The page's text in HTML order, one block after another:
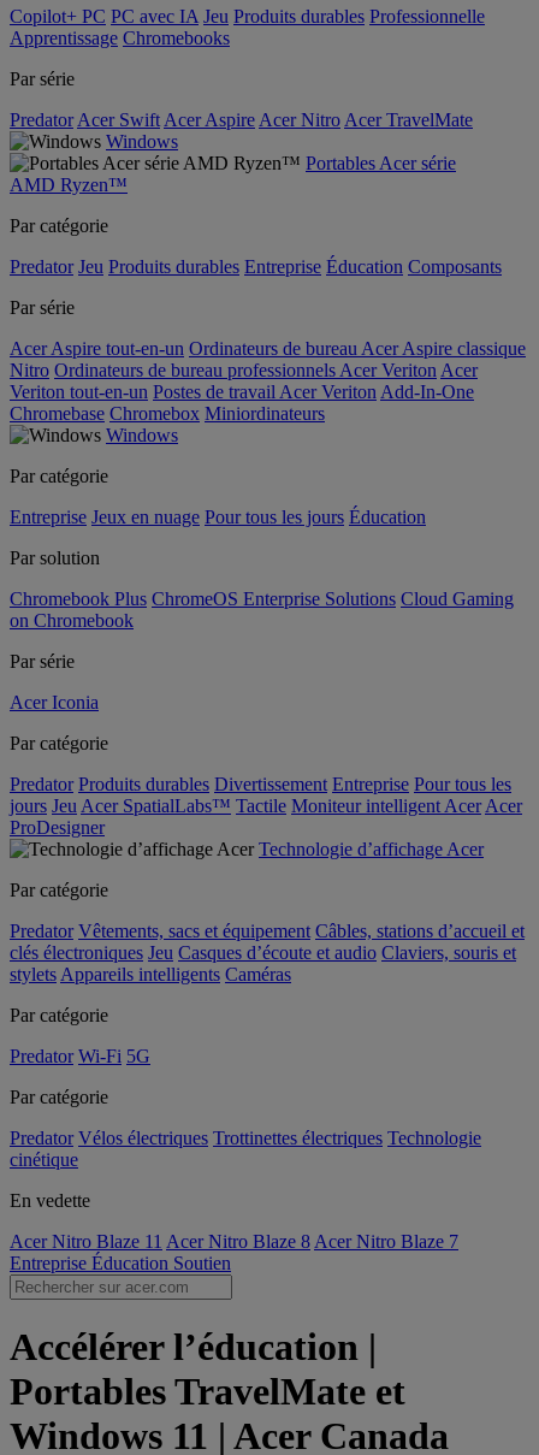
Copilot+ PC PC avec IA Jeu Produits durables Professionnelle
Apprentissage Chromebooks
Par série
Predator Acer Swift Acer Aspire Acer Nitro Acer TravelMate
Windows
Portables Acer série
AMD Ryzen™
Par catégorie
Predator Jeu Produits durables Entreprise Éducation Composants
Par série
Acer Aspire tout-en-un Ordinateurs de bureau Acer Aspire classique
Nitro Ordinateurs de bureau professionnels Acer Veriton Acer
Veriton tout-en-un Postes de travail Acer Veriton Add-In-One
Chromebase Chromebox Miniordinateurs
Windows
Par catégorie
Entreprise Jeux en nuage Pour tous les jours Éducation
Par solution
Chromebook Plus ChromeOS Enterprise Solutions Cloud Gaming
on Chromebook
Par série
Acer Iconia
Par catégorie
Predator Produits durables Divertissement Entreprise Pour tous les
jours Jeu Acer SpatialLabs™ Tactile Moniteur intelligent Acer Acer
ProDesigner
Technologie d’affichage Acer
Par catégorie
Predator Vêtements, sacs et équipement Câbles, stations d’accueil et
clés électroniques Jeu Casques d’écoute et audio Claviers, souris et
stylets Appareils intelligents Caméras
Par catégorie
Predator Wi-Fi 5G
Par catégorie
Predator Vélos électriques Trottinettes électriques Technologie
cinétique
En vedette
Acer Nitro Blaze 11 Acer Nitro Blaze 8 Acer Nitro Blaze 7
Entreprise Éducation Soutien
Accélérer l’éducation |
Portables TravelMate et
Windows 11 | Acer Canada